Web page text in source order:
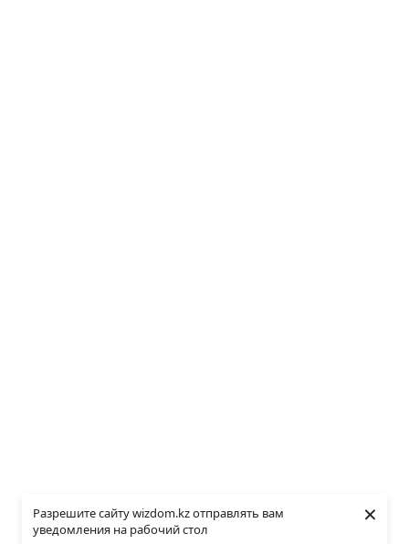
Разрешите сайту wizdom.kz отправлять вам
уведомления на рабочий стол
×